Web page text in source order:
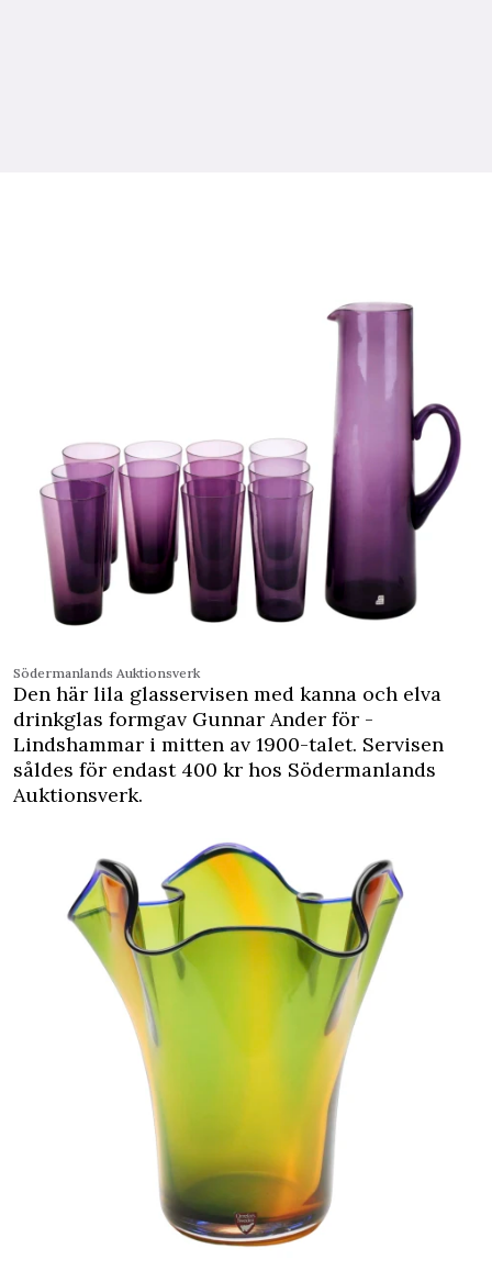
Södermanlands Auktionsverk
Den här lila glasservisen med kanna och elva
drinkglas formgav Gunnar Ander för ­
Lindshammar i mitten av 1900-talet. Servisen
såldes för endast 400 kr hos Södermanlands
Auktionsverk.